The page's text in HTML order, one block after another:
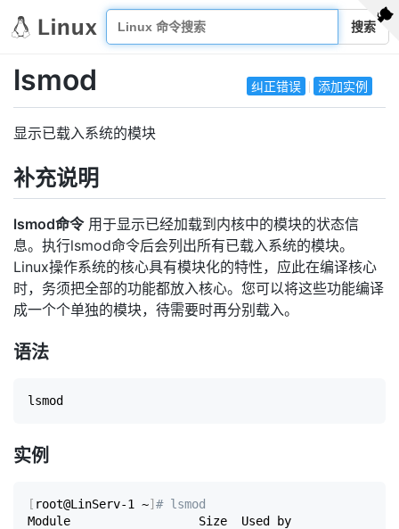
搜索
纠正错误 添加实例
lsmod
显示已载入系统的模块
补充说明
lsmod命令用于显示已经加载到内核中的模块的状态信
息。执行lsmod命令后会列出所有已载入系统的模块。
Linux操作系统的核心具有模块化的特性，应此在编译核心
时，务须把全部的功能都放入核心。您可以将这些功能编译
成一个个单独的模块，待需要时再分别载入。
语法
实例
[ root@LinServ-1 ~] # lsmod
Module                  Size  Used by